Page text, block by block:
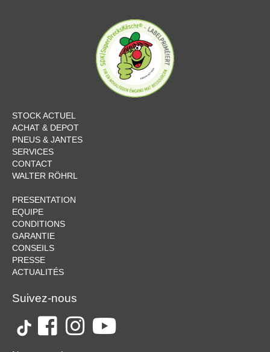
STOCK ACTUEL
ACHAT & DEPOT
PNEUS & JANTES
SERVICES
CONTACT
WALTER RÖHRL
PRESENTATION
EQUIPE
CONDITIONS
GARANTIE
CONSEILS
PRESSE
ACTUALITÉS
Suivez-nous